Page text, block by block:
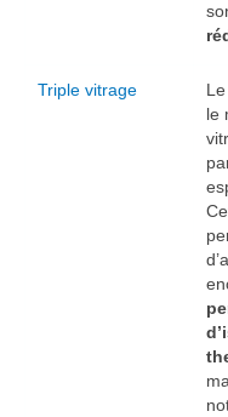
Triple vitrage
le